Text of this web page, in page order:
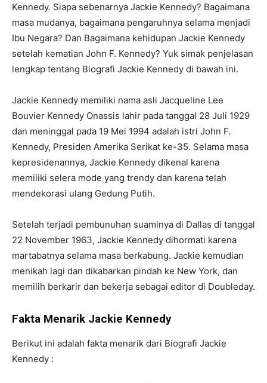
Kennedy. Siapa sebenarnya Jackie Kennedy? Bagaimana
masa mudanya, bagaimana pengaruhnya selama menjadi
Ibu Negara? Dan Bagaimana kehidupan Jackie Kennedy
setelah kematian John F. Kennedy? Yuk simak penjelasan
lengkap tentang Biografi Jackie Kennedy di bawah ini.
Jackie Kennedy memiliki nama asli Jacqueline Lee
Bouvier Kennedy Onassis lahir pada tanggal 28 Juli 1929
dan meninggal pada 19 Mei 1994 adalah istri John F.
Kennedy, Presiden Amerika Serikat ke-35. Selama masa
kepresidenannya, Jackie Kennedy dikenal karena
memiliki selera mode yang trendy dan karena telah
mendekorasi ulang Gedung Putih.
Setelah terjadi pembunuhan suaminya di Dallas di tanggal
22 November 1963, Jackie Kennedy dihormati karena
martabatnya selama masa berkabung. Jackie kemudian
menikah lagi dan dikabarkan pindah ke New York, dan
memilih berkarir dan bekerja sebagai editor di Doubleday.
Fakta Menarik Jackie Kennedy
Berikut ini adalah fakta menarik dari Biografi Jackie
Kennedy :